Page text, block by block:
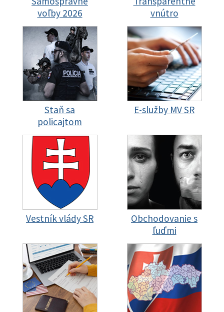
voľby 2026
vnútro
Staň sa
policajtom
E-služby MV SR
Vestník vlády SR
Obchodovanie s
ľuďmi